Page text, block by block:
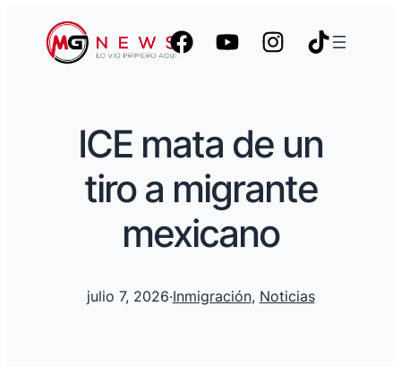
ICE mata de un
tiro a migrante
mexicano
julio 7, 2026·Inmigración, Noticias